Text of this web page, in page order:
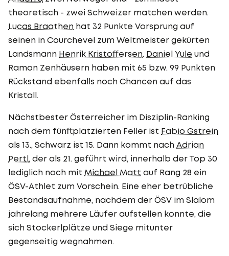
theoretisch - zwei Schweizer matchen werden.
Lucas Braathen hat 32 Punkte Vorsprung auf
seinen in Courchevel zum Weltmeister gekürten
Landsmann Henrik Kristoffersen. Daniel Yule und
Ramon Zenhäusern haben mit 65 bzw. 99 Punkten
Rückstand ebenfalls noch Chancen auf das
Kristall.
Nächstbester Österreicher im Disziplin-Ranking
nach dem fünftplatzierten Feller ist Fabio Gstrein
als 13., Schwarz ist 15. Dann kommt nach Adrian
Pertl, der als 21. geführt wird, innerhalb der Top 30
lediglich noch mit Michael Matt auf Rang 28 ein
ÖSV-Athlet zum Vorschein. Eine eher betrübliche
Bestandsaufnahme, nachdem der ÖSV im Slalom
jahrelang mehrere Läufer aufstellen konnte, die
sich Stockerlplätze und Siege mitunter
gegenseitig wegnahmen.